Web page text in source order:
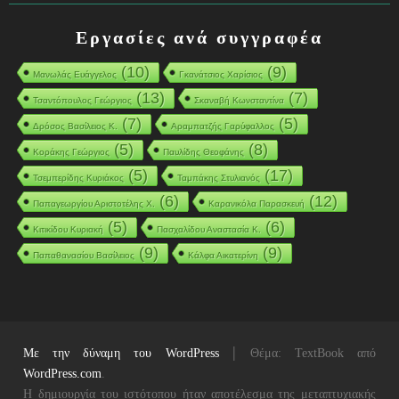
Εργασίες ανά συγγραφέα
Μανωλάς Ευάγγελος(10) Γκανάτσιος Χαρίσιος(9)
Τσαντόπουλος Γεώργιος(13) Σκαναβή Κωνσταντίνα(7)
Δρόσος Βασίλειος Κ. (7) Αραμπατζής Γαρύφαλλος(5)
Κοράκης Γεώργιος(5) Παυλίδης Θεοφάνης(8)
Τσεμπερίδης Κυριάκος(5) Ταμπάκης Στυλιανός(17)
Παπαγεωργίου Αριστοτέλης Χ. (6) Καρανικόλα Παρασκευή(12)
Κιτικίδου Κυριακή(5) Πασχαλίδου Αναστασία Κ. (6)
Παπαθανασίου Βασίλειος(9) Κάλφα Αικατερίνη(9)
Με την δύναμη του WordPress |
Θέμα: TextBook από
WordPress.com
Η δημιουργία του ιστότοπου ήταν αποτέλεσμα της μεταπτυχιακής